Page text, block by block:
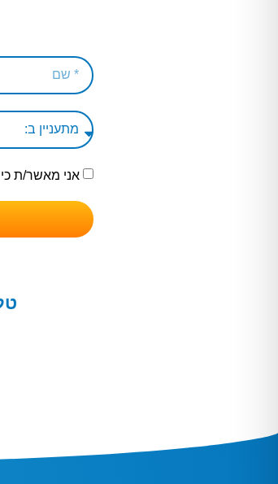
אני מאשר/ת